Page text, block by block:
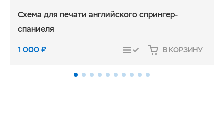
Схема для печати английского спрингер-
спаниеля
1 000₽ СРАВНИТЬ В КОРЗИНУ